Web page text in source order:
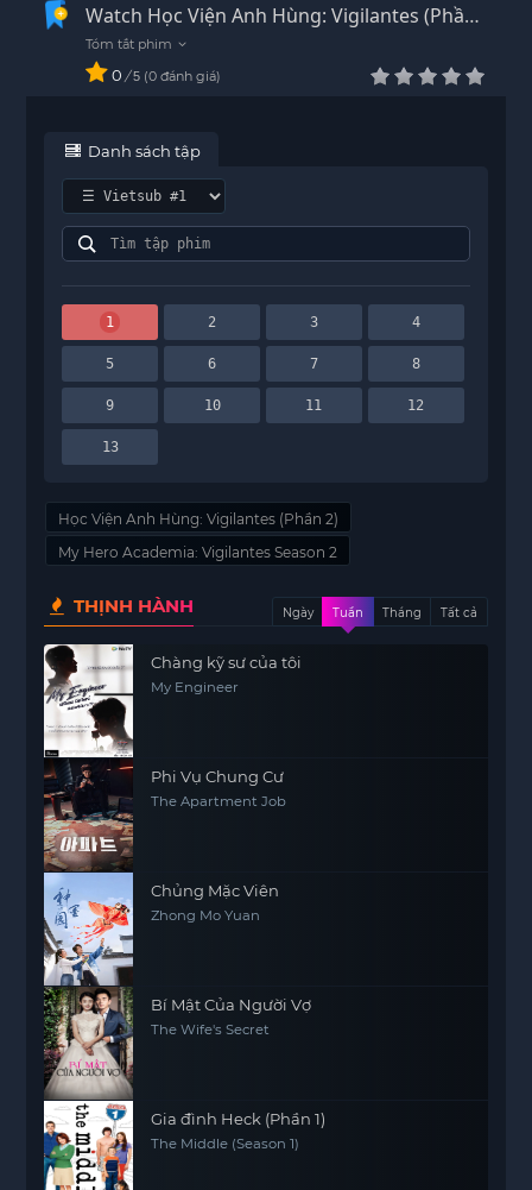
Watch Học Viện Anh Hùng: Vigilantes (Phần
2) episode 1 Vietsub - FHD
0 / 5 0 đánh giá
Danh sách tập
1 2 3 4
5 6 7 8
9 10 11 12
13
Học Viện Anh Hùng: Vigilantes (Phần 2)
My Hero Academia: Vigilantes Season 2
THỊNH HÀNH Ngày Tuần Tháng Tất cả
Chàng kỹ sư của tôi
My Engineer
Phi Vụ Chung Cư
The Apartment Job
Chủng Mặc Viên
Zhong Mo Yuan
Bí Mật Của Người Vợ
The Wife's Secret
Gia đình Heck (Phần 1)
The Middle (Season 1)